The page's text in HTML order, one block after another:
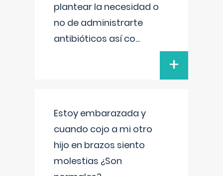
plantear la necesidad o
no de administrarte
antibióticos así co...
+
Estoy embarazada y
cuando cojo a mi otro
hijo en brazos siento
molestias ¿Son